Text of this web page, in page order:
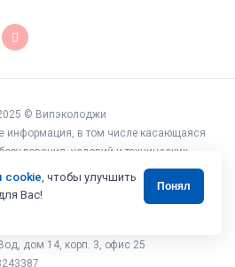
© Випэколоджи
информация, в том числе касающаяся
условий и технических
на складе, стоимости товаров и
характер и ни при каких условиях не
определяемой положениями статьи 437
дом 14, корп. 3, офис 25
cookie, чтобы улучшить
Вас!
Понял